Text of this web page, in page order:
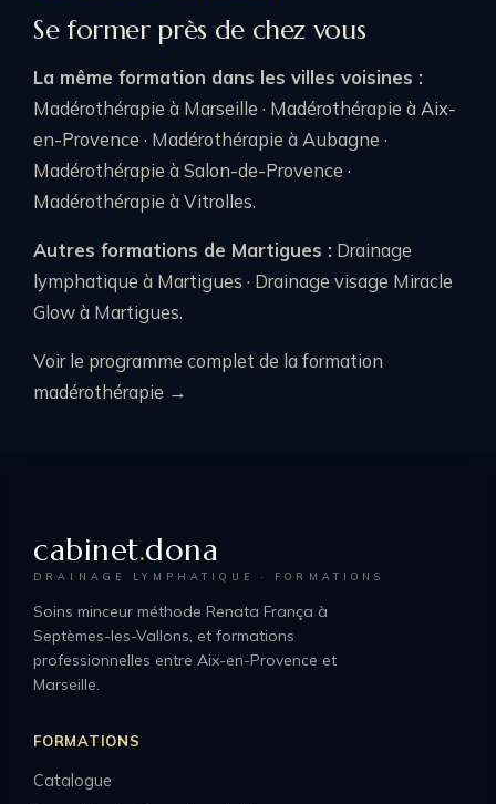
Se former près de chez vous
La même formation dans les villes voisines :
Madérothérapie à Marseille · Madérothérapie à Aix-
en-Provence · Madérothérapie à Aubagne ·
Madérothérapie à Salon-de-Provence ·
Madérothérapie à Vitrolles.
Autres formations de Martigues : Drainage
lymphatique à Martigues · Drainage visage Miracle
Glow à Martigues.
Voir le programme complet de la formation
madérothérapie →
cabinet.dona
DRAINAGE LYMPHATIQUE · FORMATIONS
Soins minceur méthode Renata França à
Septèmes-les-Vallons, et formations
professionnelles entre Aix-en-Provence et
Marseille.
FORMATIONS
Catalogue